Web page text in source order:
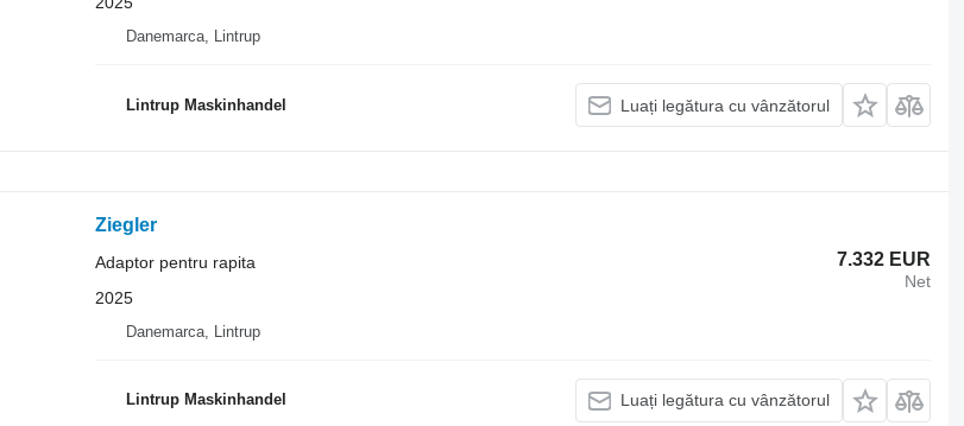
Danemarca, Lintrup
Lintrup Maskinhandel Luați legătura cu vânzătorul
Ziegler
7.332 EUR
Net
Adaptor pentru rapita
2025
Danemarca, Lintrup
Lintrup Maskinhandel Luați legătura cu vânzătorul